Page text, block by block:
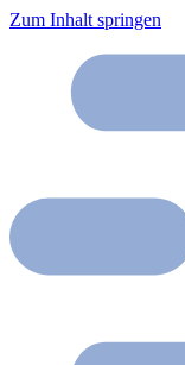
Zum Inhalt springen